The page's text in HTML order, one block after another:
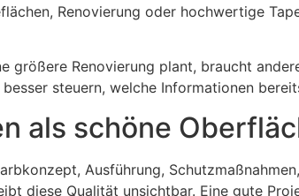
Renovierung oder hochwertige
größere Renovierung plant, braucht
steuern, welche Informationen
als schöne
Ausführung,
diese Qualität unsichtbar. Eine gute